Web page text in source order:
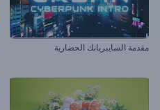
مقدمة السايبربانك الحضارية